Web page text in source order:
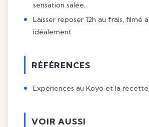
sensation salée.
Laisser reposer 12h au frais, filmé
idéalement
RÉFÉRENCES
Expériences au Koyo et la
VOIR AUSSI